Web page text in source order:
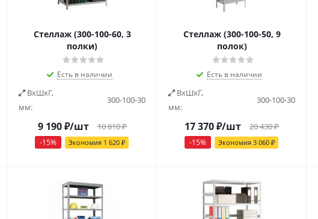
Стеллаж (300-100-60, 3
полки)
Есть в наличии
ВxШxГ,
мм:
300-100-30
9 190₽/шт 10 810₽
-15% Экономия 1 620 ₽
Стеллаж (300-100-50, 9
полок)
Есть в наличии
ВxШxГ,
мм:
300-100-30
17 370₽/шт 20 430₽
-15% Экономия 3 060 ₽